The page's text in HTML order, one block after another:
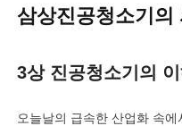
삼상진공청소기의
3상 진공청소기의 이
오늘날의 급속한 산업화 속